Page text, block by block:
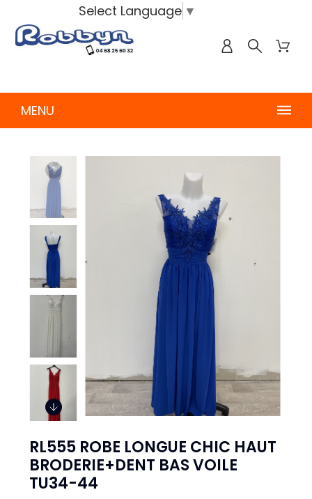
Select Language ▼
MENU
RL555 ROBE LONGUE CHIC HAUT
BRODERIE+DENT BAS VOILE
TU34-44